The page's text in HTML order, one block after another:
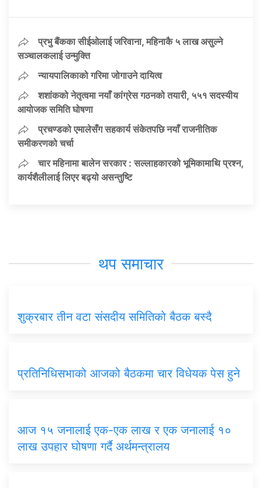
प्रभु बैंकका सीईओलाई जरिवाना, महिनाकै ५ लाख असुल्ने
सञ्चालकलाई उन्मुक्ति
न्यायपालिकाको गरिमा जोगाउने दायित्व
शशांकको नेतृत्वमा नयाँ कांग्रेस गठनको तयारी, ५५१ सदस्यीय
आयोजक समिति घोषणा
प्रचण्डको एमालेसँग सहकार्य संकेतपछि नयाँ राजनीतिक
समीकरणको चर्चा
चार महिनामा बालेन सरकार : सल्लाहकारको भूमिकामाथि प्रश्न,
कार्यशैलीलाई लिएर बढ्यो असन्तुष्टि
थप समाचार
शुक्रबार तीन वटा संसदीय समितिको बैठक बस्दै
प्रतिनिधिसभाको आजको बैठकमा चार विधेयक पेस हुने
आज १५ जनालाई एक-एक लाख र एक जनालाई १०
लाख उपहार घोषणा गर्दै अर्थमन्त्रालय